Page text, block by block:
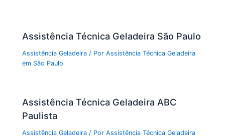
Assistência Técnica Geladeira São Paulo
Assistência Geladeira / PorAssistência Técnica Geladeira
em São Paulo
Assistência Técnica Geladeira ABC
Paulista
Assistência Geladeira / PorAssistência Técnica Geladeira